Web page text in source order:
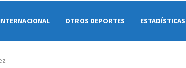
OTROS DEPORTES ESTADÍSTICAS